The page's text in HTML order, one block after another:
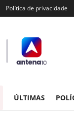
Política de privacidade
ÚLTIMAS